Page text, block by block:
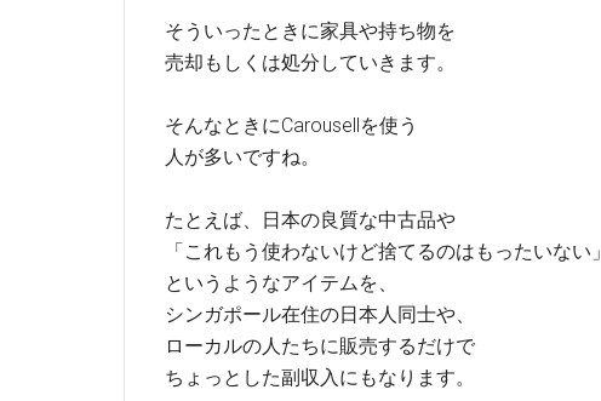
そういったときに家具や持ち物を
売却もしくは処分していきます。
そんなときにCarousellを使う
人が多いですね。
たとえば、日本の良質な中古品や
「これもう使わないけど捨てるのはもったいない」
というようなアイテムを、
シンガポール在住の日本人同士や、
ローカルの人たちに販売するだけで
ちょっとした副収入にもなります。